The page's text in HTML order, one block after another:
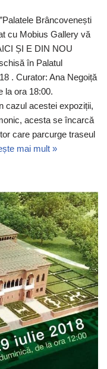
Brâncovenești
cu Mobius Gallery vă
ȘI E DIN NOU
în Palatul
. Curator: Ana Negoiță
la ora 18:00.
cazul acestei expoziții,
acesta se încarcă
care parcurge traseul
mai mult »